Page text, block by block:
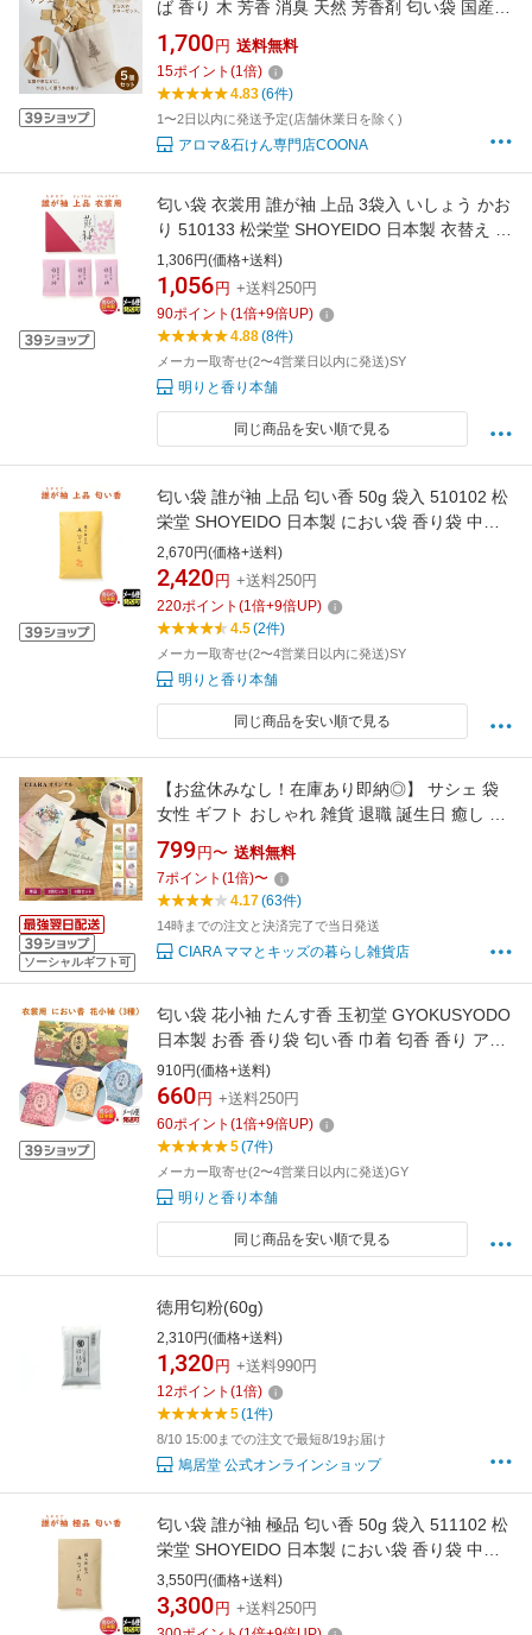
ば 香り 木 芳香 消臭 天然 芳香剤 匂い袋 国産
(5 個セット)
1,700 円 送料無料
15ポイント (1倍)
4.83(6件)
1〜2日以内に発送予定(店舗休業日を除く)
アロマ&石けん専門店COONA
匂い袋 衣裳用 誰が袖 上品 3袋入 いしょう かお
り 510133 松栄堂 SHOYEIDO 日本製 衣替え タ
ンス 防虫香 着物 竜脳 虫よけ お香 香 香り 匂い
香 香り袋 樟脳 クローゼット 衣装 洋服 サシェ
1,306円(価格+送料)
1,056 円 +送料250円
90ポイント (1倍+9倍UP)
4.88(8件)
メーカー取寄せ(2〜4営業日以内に発送)SY
明りと香り本舗
同じ商品を安い順で見る
匂い袋 誰が袖 上品 匂い香 50g 袋入 510102 松
栄堂 SHOYEIDO 日本製 におい袋 香り袋 中身
詰め替え用 交換 巾着 小袋 匂い 香 お香 アロマ
たがそで だれがそで 衣装 着物 におい
2,670円(価格+送料)
2,420 円 +送料250円
220ポイント (1倍+9倍UP)
4.5(2件)
メーカー取寄せ(2〜4営業日以内に発送)SY
明りと香り本舗
同じ商品を安い順で見る
ソーシャルギフト可
【お盆休みなし！在庫あり即納◎】 サシェ 袋
女性 ギフト おしゃれ 雑貨 退職 誕生日 癒し グ
ッズ 匂い袋 セット ルームフレグランス 芳香剤
クローゼット バラ 部屋 プレゼント交換 トイレ
車 吊り下げ プレゼント 長持ち 職場 花 夏
799 円〜 送料無料
7ポイント (1倍)〜
4.17(63件)
14時までの注文と決済完了で当日発送
CIARA ママとキッズの暮らし雑貨店
匂い袋 花小袖 たんす香 玉初堂 GYOKUSYODO
日本製 お香 香り袋 匂い香 巾着 匂香 香り アロ
マ サシェ 携帯用 衣替え クローゼット たんす
衣類 ハンガー プレゼント衣裳 和風 衣装
910円(価格+送料)
660 円 +送料250円
60ポイント (1倍+9倍UP)
5(7件)
メーカー取寄せ(2〜4営業日以内に発送)GY
明りと香り本舗
同じ商品を安い順で見る
徳用匂粉(60g)
2,310円(価格+送料)
1,320 円 +送料990円
12ポイント (1倍)
5(1件)
8/10 15:00までの注文で最短8/19お届け
鳩居堂 公式オンラインショップ
匂い袋 誰が袖 極品 匂い香 50g 袋入 511102 松
栄堂 SHOYEIDO 日本製 におい袋 香り袋 中身
詰め替え用 交換 巾着 小袋 匂い 香 お香 アロマ
たがそで だれがそで 衣装 着物 和風
3,550円(価格+送料)
3,300 円 +送料250円